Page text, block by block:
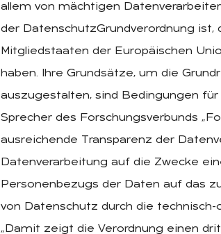
allem von mächtigen
der DatenschutzGrundverordnung
Mitgliedstaaten der Europäischen
haben. Ihre Grundsätze, um die
auszugestalten, sind Bedingungen
Sprecher des Forschungsverbunds
ausreichende Transparenz der
Datenverarbeitung auf die Zwecke
Personenbezugs der Daten auf das
von Datenschutz durch die
„Damit zeigt die Verordnung einen